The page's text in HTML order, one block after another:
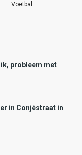
Voetbal
probleem met
in Conjéstraat in